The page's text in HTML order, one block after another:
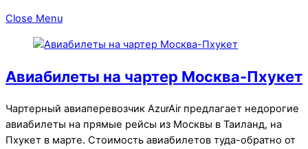
Close Menu
Авиабилеты на чартер Москва-Пхукет
Чартерный авиаперевозчик AzurAir предлагает недорогие
авиабилеты на прямые рейсы из Москвы в Таиланд, на
Пхукет в марте. Стоимость авиабилетов туда-обратно от